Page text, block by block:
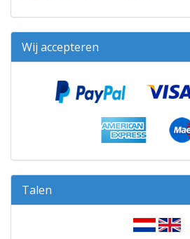
Wij accepteren
Talen